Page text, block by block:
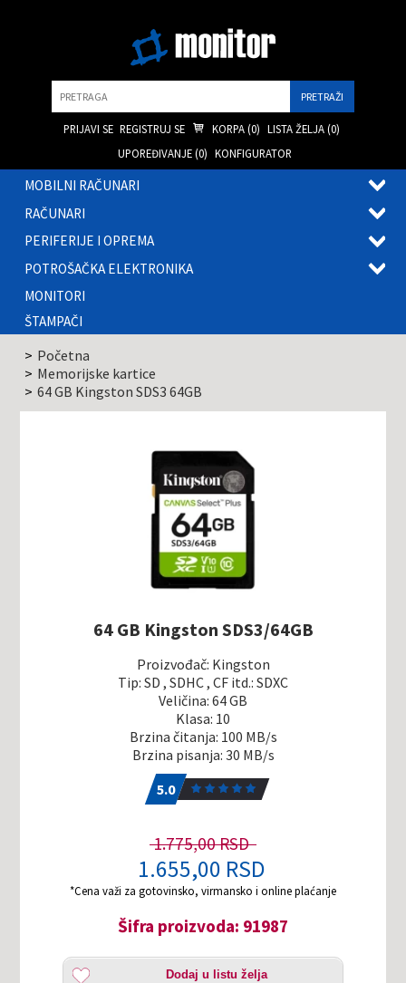
PRIJAVI SE REGISTRUJ SE KORPA (0) LISTA ŽELJA (0)
UPOREĐIVANJE (0) KONFIGURATOR
MOBILNI RAČUNARI
RAČUNARI
PERIFERIJE I OPREMA
POTROŠAČKA ELEKTRONIKA
MONITORI
ŠTAMPAČI
Početna
Memorijske kartice
64 GB Kingston SDS3 64GB
64 GB Kingston SDS3/64GB
Proizvođač: Kingston
Tip: SD , SDHC , CF itd.: SDXC
Veličina: 64 GB
Klasa: 10
Brzina čitanja: 100 MB/s
Brzina pisanja: 30 MB/s
5.0
1.775,00 RSD
1.655,00 RSD
*Cena važi za gotovinsko, virmansko i online plaćanje
Šifra proizvoda: 91987
Dodaj
Dodaj u listu želja